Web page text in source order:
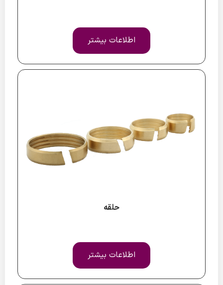
اطلاعات بیشتر
حلقه
اطلاعات بیشتر